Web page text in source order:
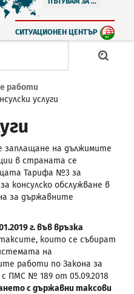
СИТУАЦИОНЕН ЦЕНТЪР
работи
услуги
заплащане на дължимите
в страната се
Тарифа №3 за
консулско обслужване в
за държавните
г. във връзка
които се събират
на
работи по Закона за
ПМС № 189 от 05.09.2018
с държавни таксови